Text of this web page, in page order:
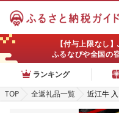
【付与上限なし
ふるなびや全国の
ランキング
TOP
全返礼品一覧
近江牛
冷凍 1個